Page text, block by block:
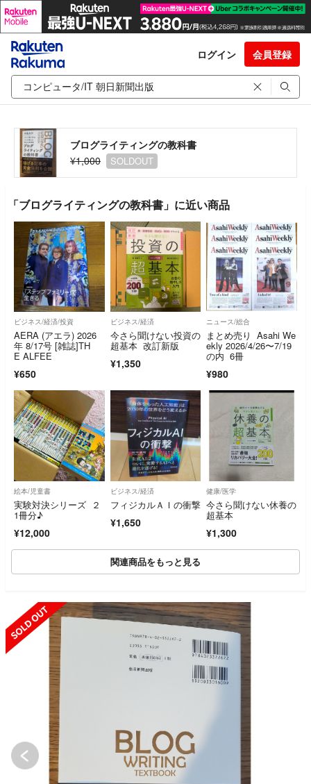
ログイン 会員登録
ブログライティングの教科書
¥1,000
SOLDOUT
「ブログライティングの教科書」に近い商品
ビジネス/経済/投資
AERA (アエラ) 2026
年 8/17号 [雑誌]TH
E ALFEE
¥650
ビジネス/経済
今さら聞けない投資の
超基本 改訂新版
¥1,350
ニュース/総合
まとめ売り Asahi We
ekly 2026/4/26〜7/19
の内 6冊
¥980
絵本/児童書
実験対決シリーズ ２
1冊分♪
¥12,000
ビジネス/経済
フィジカルＡＩの衝撃
¥1,650
健康/医学
今さら聞けない休養の
超基本
¥1,300
関連商品をもっと見る
SOLD OUT